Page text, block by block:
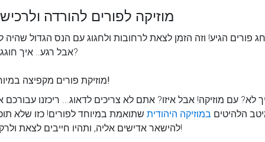
מוזיקה לפורים להורדה
חג פורים הגיע! וזה הזמן לצאת לרחובות ולחגוג עם הנס הגדול שהיה
אבל רגע.. איך חוגגים?
מוזיקת פורים מקפיצה במיוחד!
לא? עם מוזיקה! אבל איזו? אתם לא צריכים לדאוג... ריכזנו עבורכם
הלהיטים במוזיקה היהודית שתואמת במיוחד לפורים! כזו שלא
להישאר אדישים אליה, ותהיו חייבים לצאת ולרקוד!